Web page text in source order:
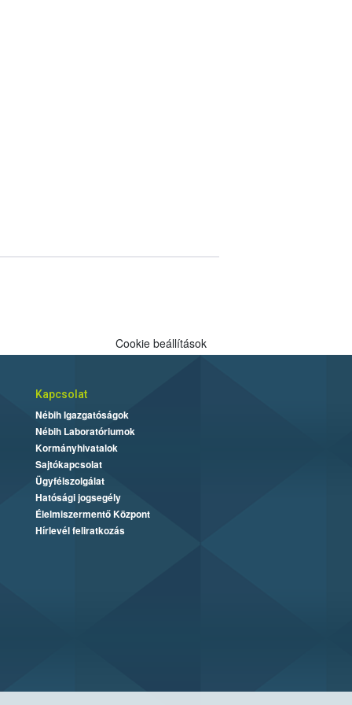
Cookie beállítások
Kapcsolat
Nébih Igazgatóságok
Nébih Laboratóriumok
Kormányhivatalok
Sajtókapcsolat
Ügyfélszolgálat
Hatósági jogsegély
Élelmiszermentő Központ
Hírlevél feliratkozás